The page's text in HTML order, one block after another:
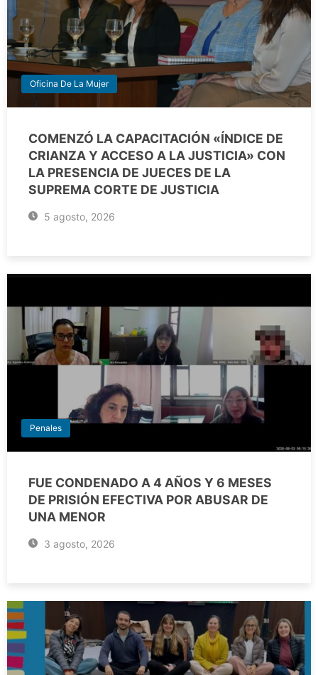
Oficina De La Mujer
COMENZÓ LA CAPACITACIÓN «ÍNDICE DE
CRIANZA Y ACCESO A LA JUSTICIA» CON
LA PRESENCIA DE JUECES DE LA
SUPREMA CORTE DE JUSTICIA
5 agosto, 2026
Penales
FUE CONDENADO A 4 AÑOS Y 6 MESES
DE PRISIÓN EFECTIVA POR ABUSAR DE
UNA MENOR
3 agosto, 2026